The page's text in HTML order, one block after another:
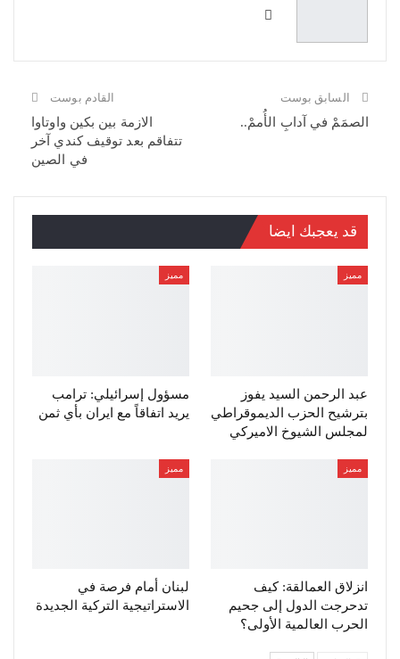
السابق بوست
الصمَمْ في آدابِ الأُممْ..
القادم بوست
الازمة بين بكين واوتاوا
تتفاقم بعد توقيف كندي آخر
في الصين
قد يعجبك ايضا
مميز
عبد الرحمن السيد يفوز
بترشيح الحزب الديموقراطي
لمجلس الشيوخ الاميركي
مميز
مسؤول إسرائيلي: ترامب
يريد اتفاقاً مع ايران بأي ثمن
مميز
انزلاق العمالقة: كيف
تدحرجت الدول إلى جحيم
الحرب العالمية الأولى؟
مميز
لبنان أمام فرصة في
الاستراتيجية التركية الجديدة